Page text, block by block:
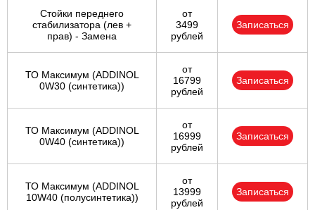
Стойки переднего
стабилизатора (лев +
прав) - Замена
от
3499
рублей
Записаться
ТО Максимум (ADDINOL
0W30 (синтетика))
от
16799
рублей
Записаться
ТО Максимум (ADDINOL
0W40 (синтетика))
от
16999
рублей
Записаться
ТО Максимум (ADDINOL
10W40 (полусинтетика))
от
13999
рублей
Записаться